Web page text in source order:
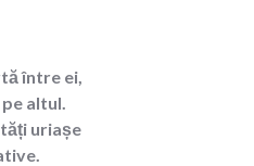
între ei,
altul.
uriașe